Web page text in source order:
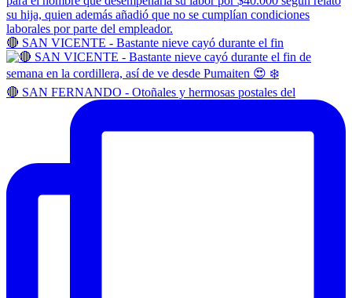
🔴 SAN VICENTE - Bastante nieve cayó durante el fin
🔴 SAN FERNANDO - Otoñales y hermosas postales del